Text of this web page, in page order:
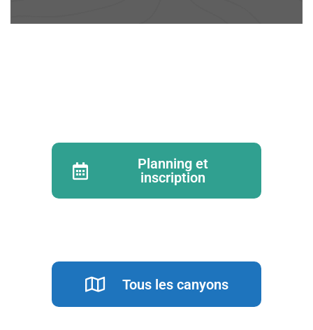
Planning et
inscription
Tous les canyons